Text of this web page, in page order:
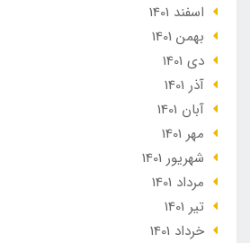
اسفند 1401
بهمن 1401
دی 1401
آذر 1401
آبان 1401
مهر 1401
شهریور 1401
مرداد 1401
تير 1401
خرداد 1401